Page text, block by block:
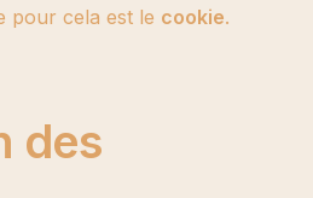
pour cela est le cookie.
des